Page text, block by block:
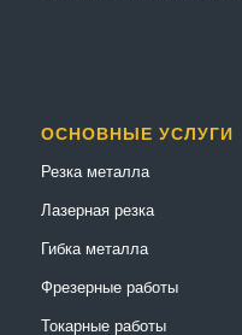
ОСНОВНЫЕ УСЛУГИ
Резка металла
Лазерная резка
Гибка металла
Фрезерные работы
Токарные работы